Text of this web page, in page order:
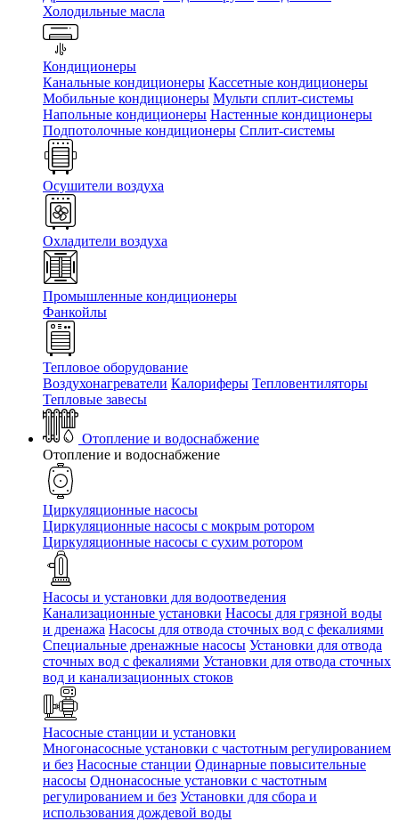
Холодильные масла
Кондиционеры
Канальные кондиционеры Кассетные кондиционеры
Мобильные кондиционеры Мульти сплит-системы
Напольные кондиционеры Настенные кондиционеры
Подпотолочные кондиционеры Сплит-системы
Осушители воздуха
Охладители воздуха
Промышленные кондиционеры
Фанкойлы
Тепловое оборудование
Воздухонагреватели Калориферы Тепловентиляторы
Тепловые завесы
Отопление и водоснабжение
Отопление и водоснабжение
Циркуляционные насосы
Циркуляционные насосы с мокрым ротором
Циркуляционные насосы с сухим ротором
Насосы и установки для водоотведения
Канализационные установки Насосы для грязной воды
и дренажа Насосы для отвода сточных вод c фекалиями
Специальные дренажные насосы Установки для отвода
сточных вод c фекалиями Установки для отвода сточных
вод и канализационных стоков
Насосные станции и установки
Многонасосные установки с частотным регулированием
и без Насосные станции Одинарные повысительные
насосы Однонасосные установки с частотным
регулированием и без Установки для сбора и
использования дождевой воды